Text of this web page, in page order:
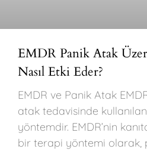
EMDR Panik Atak
Nasıl Etki Eder?
EMDR ve Panik Atak
atak tedavisinde
yöntemdir. EMDR’nin
bir terapi yöntemi olarak,